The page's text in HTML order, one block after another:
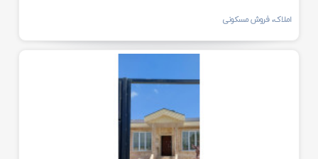
املاک، فروش مسکونی